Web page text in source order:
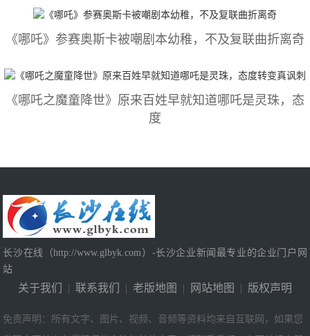
《哪吒》参赛奥斯卡被嘲剧本幼稚，不及复联曲折离奇
《哪吒之魔童降世》原来百姓早就知道哪吒是灵珠，态
度
长沙在线（http://www.glbyk.com）-长沙企业新闻最专业的企业门户网
站
关于我们 | 联系我们 | 老版地图 | 网站地图 | 版权声明
免责声明：所有文字、图片、视频、音频等资料均来自互联网，如果您